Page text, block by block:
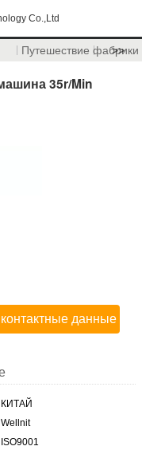
Co.,Ltd
Путешествие фабрики
>>
35r/Min
контактные данные
КИТАЙ
Wellnit
ISO9001